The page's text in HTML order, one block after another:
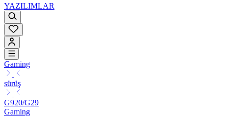
YAZILIMLAR
Gaming
sürüş
G920/G29
Gaming